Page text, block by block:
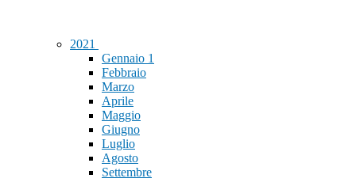
2021
Gennaio 1
Febbraio
Marzo
Aprile
Maggio
Giugno
Luglio
Agosto
Settembre